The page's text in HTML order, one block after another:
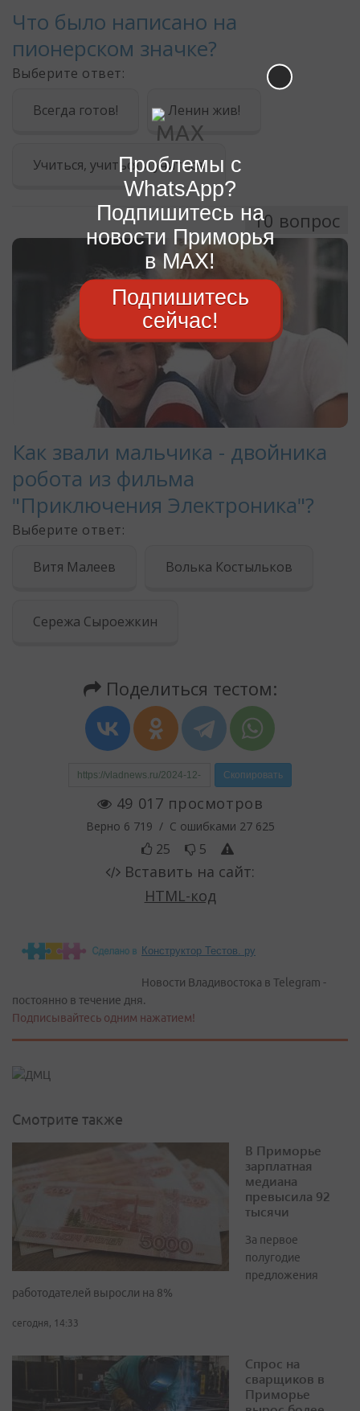
Конструктор Тестов. ру
Новости Владивостока в Telegram -
постоянно в течение дня.
Подписывайтесь одним нажатием!
Смотрите также
В Приморье
зарплатная
медиана
превысила 92
тысячи
За первое
полугодие
предложения
работодателей выросли на 8%
сегодня, 14:33
Спрос на
сварщиков в
Приморье
Проблемы с
WhatsApp?
Подпишитесь на
новости Приморья
в MAX!
Подпишитесь
сейчас!